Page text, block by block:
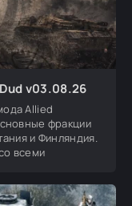
v03.08.26
Allied
фракции
и Финляндия.
всеми